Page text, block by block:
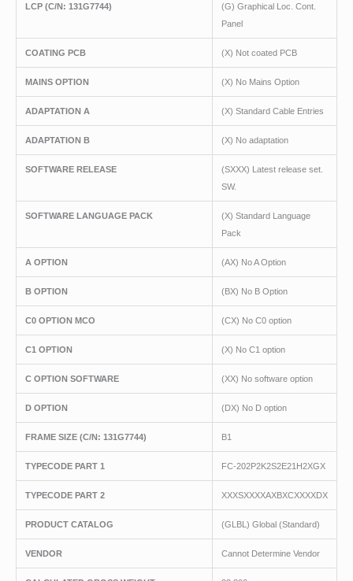
LCP (C/N: 131G7744)
(G) Graphical Loc. Cont.
Panel
COATING PCB (X) Not coated PCB
MAINS OPTION (X) No Mains Option
ADAPTATION A (X) Standard Cable Entries
ADAPTATION B (X) No adaptation
SOFTWARE RELEASE
(SXXX) Latest release set.
SW.
SOFTWARE LANGUAGE PACK
(X) Standard Language
Pack
A OPTION (AX) No A Option
B OPTION (BX) No B Option
C0 OPTION MCO (CX) No C0 option
C1 OPTION (X) No C1 option
C OPTION SOFTWARE (XX) No software option
D OPTION (DX) No D option
FRAME SIZE (C/N: 131G7744) B1
TYPECODE PART 1 FC-202P2K2S2E21H2XGX
TYPECODE PART 2 XXXSXXXXAXBXCXXXXDX
PRODUCT CATALOG (GLBL) Global (Standard)
VENDOR Cannot Determine Vendor